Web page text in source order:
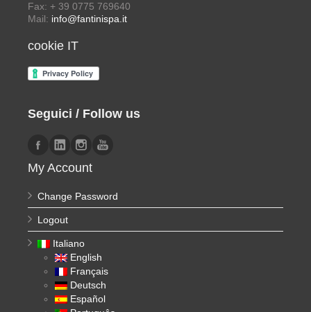
Fax: + 39 0775 769640
Mail: info@fantinispa.it
cookie IT
Seguici / Follow us
My Account
Change Password
Logout
Italiano
English
Français
Deutsch
Español